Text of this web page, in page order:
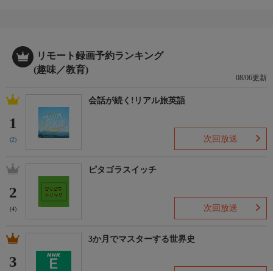
リモート録画予約ランキング
(趣味／教育)
08/06更新
1
(2)
会話が続く!リアル旅英語
次回放送
2
(4)
ピタゴラスイッチ
次回放送
3
3か月でマスターする世界史